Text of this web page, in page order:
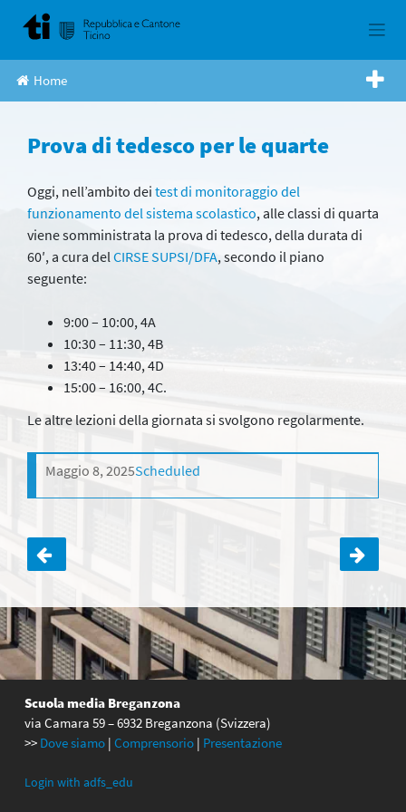
Home
Prova di tedesco per le quarte
Oggi, nell’ambito dei test di monitoraggio del
funzionamento del sistema scolastico, alle classi di quarta
viene somministrata la prova di tedesco, della durata di
60′, a cura delCIRSE SUPSI/DFA, secondo il piano
seguente:
9:00 – 10:00, 4A
10:30 – 11:30, 4B
13:40 – 14:40, 4D
15:00 – 16:00, 4C.
Le altre lezioni della giornata si svolgono regolarmente.
Maggio 8, 2025Scheduled
Navigazione
articoli
Scuola media Breganzona
via Camara 59 – 6932 Breganzona (Svizzera)
>> Dove siamo | Comprensorio | Presentazione
Login with adfs_edu